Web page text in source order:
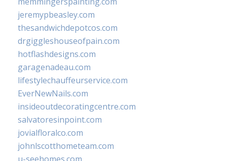
jeremypbeasley.com
thesandwichdepotcos.com
drgiggleshouseofpain.com
hotflashdesigns.com
garagenadeau.com
lifestylechauffeurservice.com
EverNewNails.com
insideoutdecoratingcentre.com
salvatoresinpoint.com
jovialfloralco.com
johnlscotthometeam.com